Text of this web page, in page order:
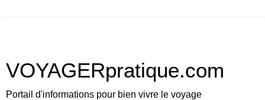
VOYAGERpratique.com
Portail d'informations pour bien vivre le voyage